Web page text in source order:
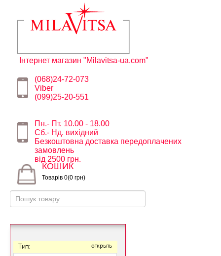
Інтернет магазин "Milavitsa-ua.com"
(068)24-72-073
Viber
(099)25-20-551
Пн.- Пт. 10.00 - 18.00
Сб.- Нд. вихідний
Безкоштовна доставка передоплачених
замовлень
від 2500 грн.
КОШИК
Товарів 0(0 грн)
Тип: открыть